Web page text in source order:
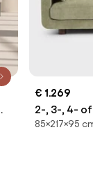
€ 1.269
2-, 3-, 4-
85×217×95